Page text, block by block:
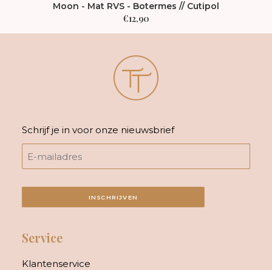
Moon - Mat RVS - Botermes // Cutipol
€12,90
Schrijf je in voor onze nieuwsbrief
INSCHRIJVEN
Service
Klantenservice